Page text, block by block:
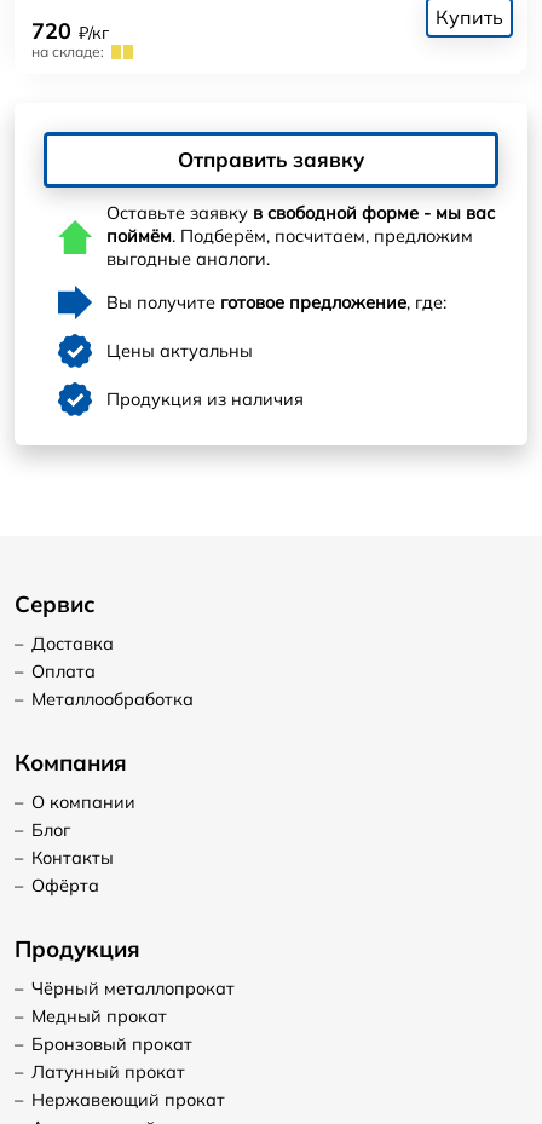
720 ₽/кг
на складе:
Купить
Отправить заявку
Оставьте заявку в свободной форме - мы вас
поймём. Подберём, посчитаем, предложим
выгодные аналоги.
Вы получите готовое предложение, где:
Цены актуальны
Продукция из наличия
Сервис
– Доставка
– Оплата
– Металлообработка
Компания
– О компании
– Блог
– Контакты
– Офёрта
Продукция
– Чёрный металлопрокат
– Медный прокат
– Бронзовый прокат
– Латунный прокат
– Нержавеющий прокат